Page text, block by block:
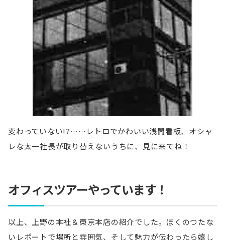
変わっていない!?……レトロでかわいい浅間看板、オシャ
レな太一社長が取り替えないうちに、見に来てね！
オフィスツアーやっています！
以上、上野の本社＆東京本店の紹介でした。ぼくのつたな
いレポートで場所と雰囲気、そして魅力が伝わったら嬉し